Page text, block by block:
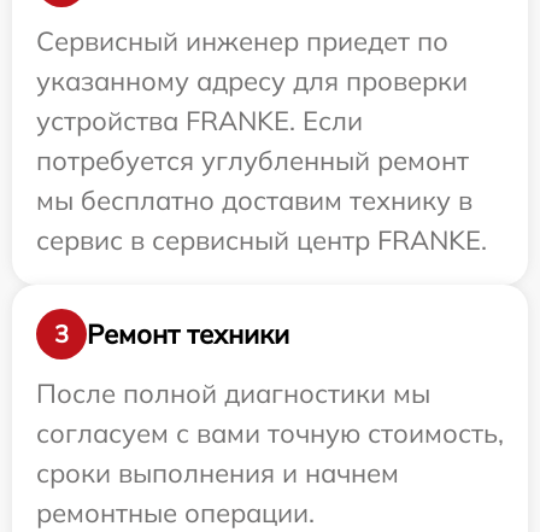
Сервисный инженер приедет по
указанному адресу для проверки
устройства FRANKE. Если
потребуется углубленный ремонт
мы бесплатно доставим технику в
сервис в сервисный центр FRANKE.
3
Ремонт техники
После полной диагностики мы
согласуем с вами точную стоимость,
сроки выполнения и начнем
ремонтные операции.